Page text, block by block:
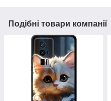
Подібні товари компанії